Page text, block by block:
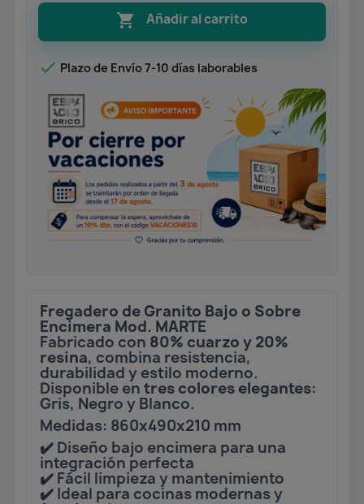
 Añadir al carrito
 Plazo de Envío 7-10 días laborables
Fregadero de Granito Bajo o Sobre
Encimera Mod. MARTE
Fabricado con 80% cuarzo y 20%
resina, combina resistencia,
durabilidad y estilo moderno.
Disponible en tres colores elegantes:
Gris, Negro y Blanco.
Medidas: 860x490x210 mm
✔️ Diseño bajo encimera para una
integración perfecta
✔️ Fácil limpieza y mantenimiento
✔️ Ideal para cocinas modernas y